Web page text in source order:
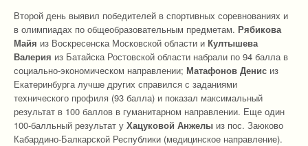
Второй день выявил победителей в спортивных соревнованиях и
в олимпиадах по общеобразовательным предметам. Рябикова
Майя из Воскресенска Московской области и Култышева
Валерия из Батайска Ростовской области набрали по 94 балла в
социально-экономическом направлении; Матафонов Денис из
Екатеринбурга лучше других справился с заданиями
технического профиля (93 балла) и показал максимальный
результат в 100 баллов в гуманитарном направлении. Еще один
100-балльный результат у Хацуковой Анжелы из пос. Заюково
Кабардино-Балкарской Республики (медицинское направление).